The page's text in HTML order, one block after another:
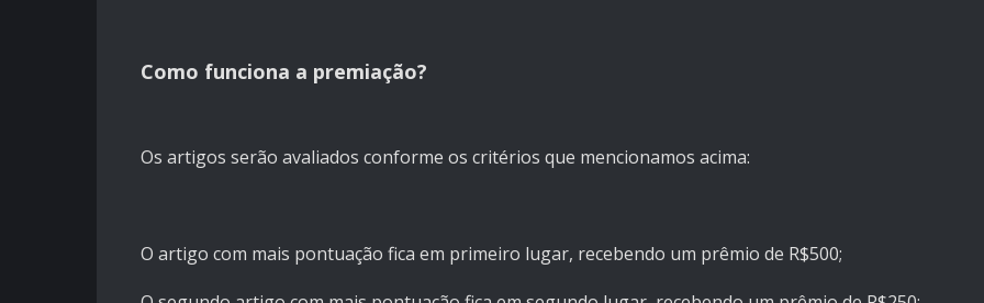
Como funciona a premiação?
Os artigos serão avaliados conforme os critérios que mencionamos acima:
O artigo com mais pontuação fica em primeiro lugar, recebendo um prêmio de R$500;